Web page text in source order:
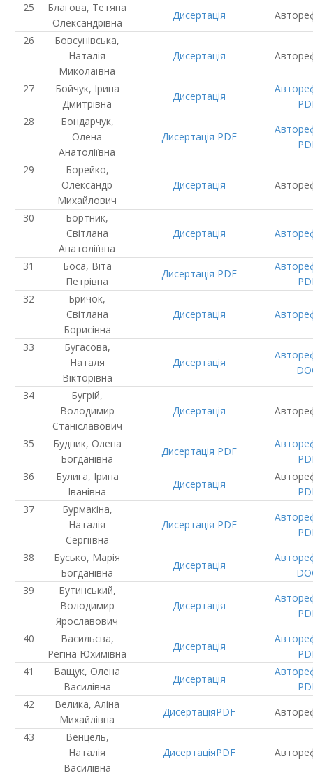
Благова, Тетяна
Олександрівна
Дисертація
Бовсунівська,
Наталія
Миколаївна
Дисертація
Бойчук, Ірина
Дмитрівна
Дисертація
Бондарчук,
Олена
Анатоліївна
Дисертація PDF
Борейко,
Олександр
Михайлович
Дисертація
Бортник,
Світлана
Анатоліївна
Дисертація
Боса, Віта
Петрівна
Дисертація PDF
Бричок,
Світлана
Борисівна
Дисертація
Бугасова,
Наталя
Вікторівна
Дисертація
Бугрій,
Володимир
Станіславович
Дисертація
Будник, Олена
Богданівна
Дисертація PDF
Булига, Ірина
Іванівна
Дисертація
Бурмакіна,
Наталія
Сергіївна
Дисертація PDF
Бусько, Марія
Богданівна
Дисертація
Бутинський,
Володимир
Ярославович
Дисертація
Васильєва,
Регіна Юхимівна
Дисертація
Ващук, Олена
Василівна
Дисертація
Велика, Аліна
Михайлівна
ДисертаціяPDF
Венцель,
Наталія
Василівна
ДисертаціяPDF